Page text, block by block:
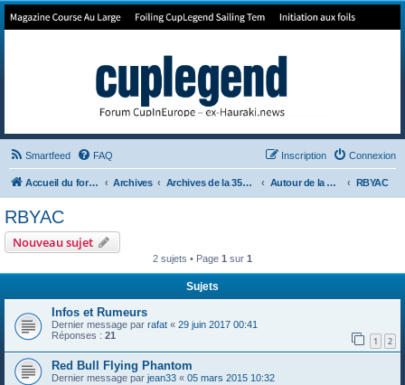
Forum de Cup In Europe
Smartfeed FAQ Connexion
Inscription
Accueil du forum Archives Archives de la 35ème Autour de la Cup RBYAC
RBYAC
Nouveau sujet
2 sujets • Page 1 sur 1
Sujets
Infos et Rumeurs
Dernier message par rafat « 29 juin 2017 00:41
Réponses : 21 1 2
Red Bull Flying Phantom
Dernier message par jean33 « 05 mars 2015 10:32